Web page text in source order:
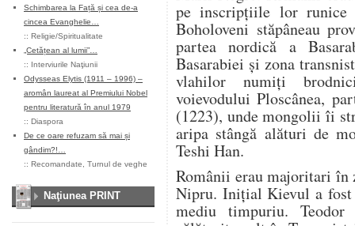
Schimbarea la Față și cea de-a
cincea Evanghelie…
:: Religie/Spiritualitate
„Cetățean al lumii”…
:: Interviurile Naţiunii
Odysseas Elytis (1911 – 1996) –
aromân laureat al Premiului Nobel
pentru literatură în anul 1979
:: Diaspora
De ce oare refuzam să mai și
gândim?!…
:: Recomandate Turnul de veghe
Naţiunea PRINT
pe inscripţiile lor
Boholoveni stăpâneau
partea nordică a
Basarabiei şi zona
vlahilor numiţi
voievodului Ploscânea,
(1223), unde mongolii îi
aripa stângă alături de
Teshi Han.
Românii erau majoritari în
Nipru. Iniţial Kievul a fost
mediu timpuriu.